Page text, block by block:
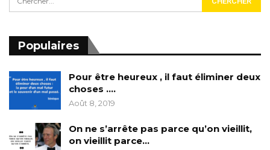
Populaires
Pour être heureux , il faut éliminer deux
choses ….
Août 8, 2019
On ne s’arrête pas parce qu’on vieillit,
on vieillit parce…